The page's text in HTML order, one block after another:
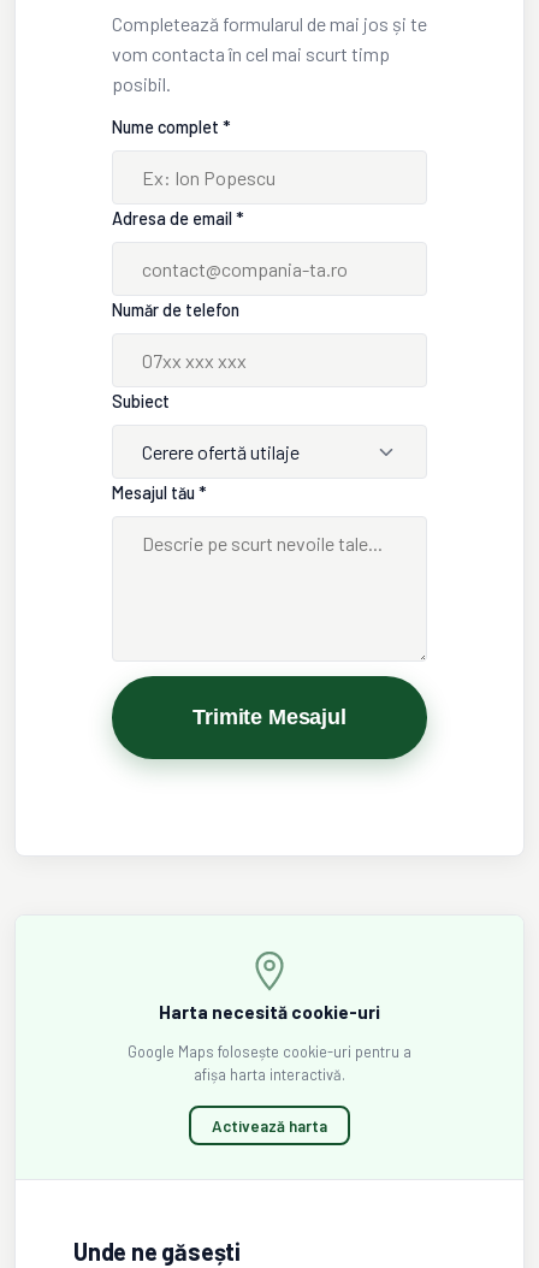
Completează formularul de mai jos și te
vom contacta în cel mai scurt timp
posibil.
Nume complet *
Adresa de email *
Număr de telefon
Subiect
Cerere ofertă utilaje
Mesajul tău *
Trimite Mesajul
Harta necesită cookie-uri
Google Maps folosește cookie-uri pentru a
afișa harta interactivă.
Activează harta
Unde ne găsești